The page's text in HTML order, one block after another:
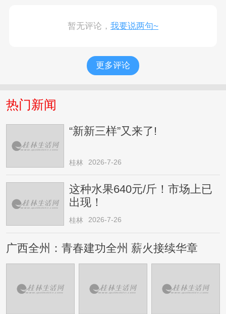
暂无评论， 我要说两句~
更多评论
热门新闻
“新新三样”又来了!
桂林 2026-7-26
这种水果640元/斤！市场上已
出现！
桂林 2026-7-26
广西全州：青春建功全州 薪火接续华章